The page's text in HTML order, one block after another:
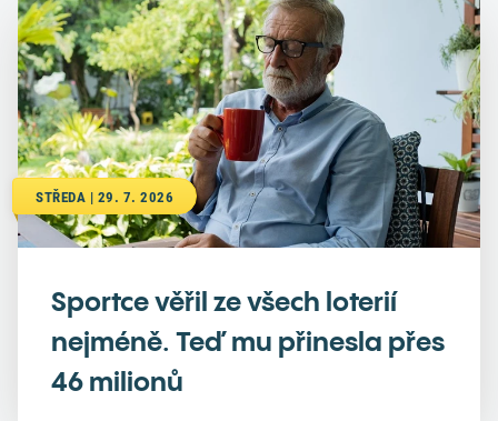
STŘEDA | 29. 7. 2026
Sportce věřil ze všech loterií
nejméně. Teď mu přinesla přes
46 milionů